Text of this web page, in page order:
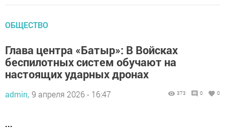
ОБЩЕСТВО
Глава центра «Батыр»: В Войсках
беспилотных систем обучают на
настоящих ударных дронах
admin, 9 апреля 2026 - 16:47 373 0 0
...